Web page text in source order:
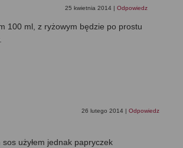
25 kwietnia 2014 Odpowiedz
100 ml, z ryżowym będzie po prostu
26 lutego 2014 Odpowiedz
sos użyłem jednak papryczek